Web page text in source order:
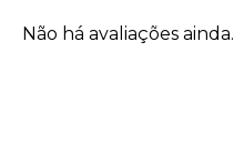
Não há avaliações ainda.